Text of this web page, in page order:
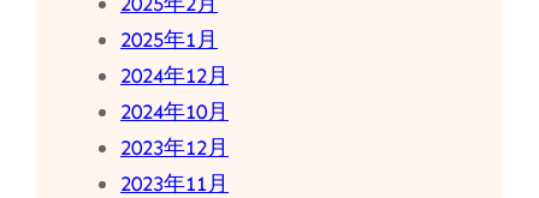
2025年1月
2024年12月
2024年10月
2023年12月
2023年11月